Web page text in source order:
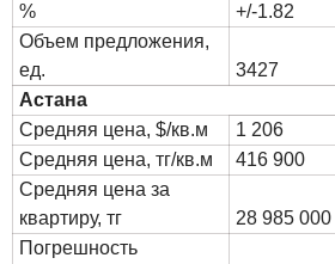
%
+/-1.82
Объем предложения,
ед.
3427
Астана
Средняя цена, $/кв.м
1 206
Средняя цена, тг/кв.м
416 900
Средняя цена за
квартиру, тг
28 985 000
Погрешность